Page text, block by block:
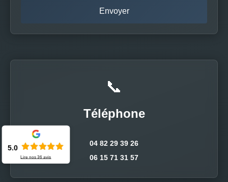
📞
Téléphone
04 82 29 39 26
06 15 71 31 57
5.0
Lire nos36 avis